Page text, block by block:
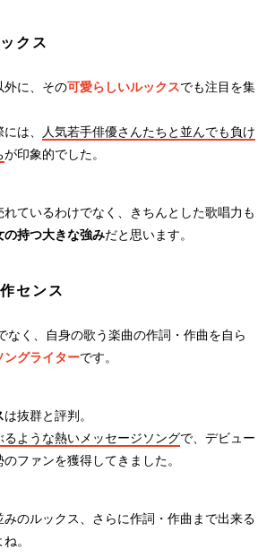
クス
外に、その可愛らしいルックスでも注目を集
は、
人気若手俳優さんたちと並んでも負け
が印象的でした。
れているわけでなく、きちんとした歌唱力も
の持つ大きな強みだと思います。
センス
なく、自身の歌う楽曲の作詞・作曲を自ら
ングライターです。
は抜群と評判。
ような熱いメッセージソングで、デビュー
ファンを獲得してきました。
のルックス、さらに作詞・作曲まで出来る
。